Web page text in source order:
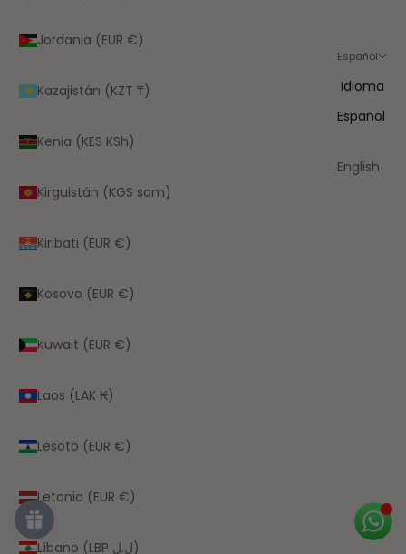
Jordania (EUR €)
Kazajistán (KZT ₸)
Kenia (KES KSh)
Kirguistán (KGS som)
Kiribati (EUR €)
Kosovo (EUR €)
Kuwait (EUR €)
Laos (LAK ₭)
Lesoto (EUR €)
Letonia (EUR €)
Líbano (LBP ل.ل)
Español
Idioma
Español
English